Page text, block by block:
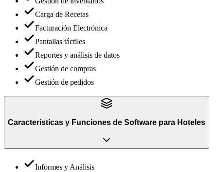
Carga de Recetas
Facturación Electrónica
Pantallas táctiles
Reportes y análisis de datos
Gestión de compras
Gestión de pedidos
Características y Funciones de Software para Hoteles
Informes y Análisis